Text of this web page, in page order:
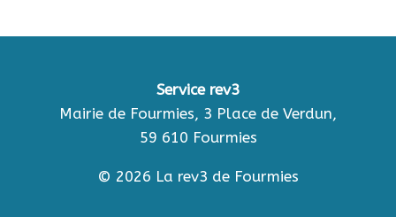
Service rev3
Mairie de Fourmies, 3 Place de Verdun,
59 610 Fourmies
© 2026 La rev3 de Fourmies